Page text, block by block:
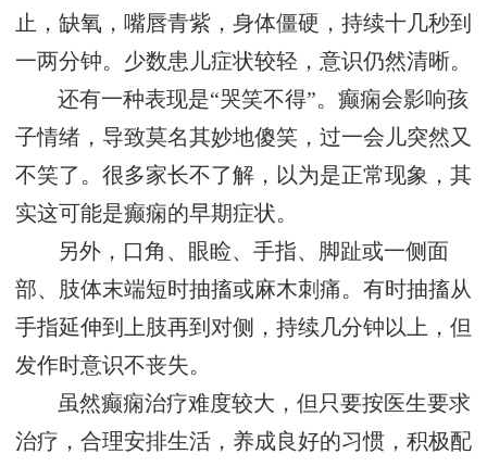
止，缺氧，嘴唇青紫，身体僵硬，持续十几秒到
一两分钟。少数患儿症状较轻，意识仍然清晰。
还有一种表现是“哭笑不得”。癫痫会影响孩
子情绪，导致莫名其妙地傻笑，过一会儿突然又
不笑了。很多家长不了解，以为是正常现象，其
实这可能是癫痫的早期症状。
另外，口角、眼睑、手指、脚趾或一侧面
部、肢体末端短时抽搐或麻木刺痛。有时抽搐从
手指延伸到上肢再到对侧，持续几分钟以上，但
发作时意识不丧失。
虽然癫痫治疗难度较大，但只要按医生要求
治疗，合理安排生活，养成良好的习惯，积极配